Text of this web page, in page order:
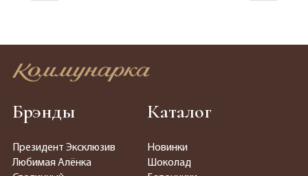
Брэнды
Президент Эксклюзив
Любимая Алёнка
Каталог
Новинки
Шоколад